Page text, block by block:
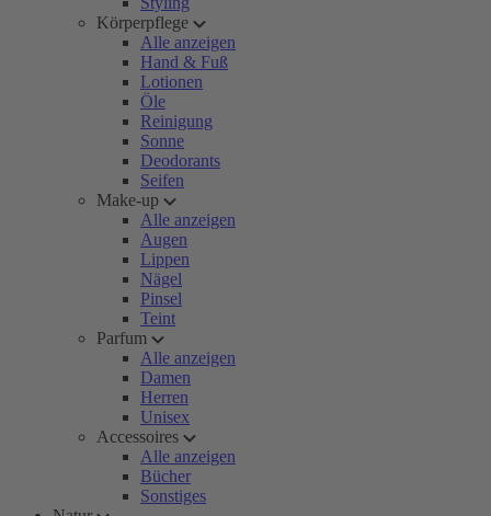
Körperpflege
Alle anzeigen
Hand & Fuß
Lotionen
Öle
Reinigung
Sonne
Deodorants
Seifen
Make-up
Alle anzeigen
Augen
Lippen
Nägel
Pinsel
Teint
Parfum
Alle anzeigen
Damen
Herren
Unisex
Accessoires
Alle anzeigen
Bücher
Sonstiges